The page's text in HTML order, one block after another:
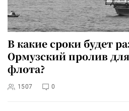
В какие сроки будет
Ормузский пролив
флота?
1507 0